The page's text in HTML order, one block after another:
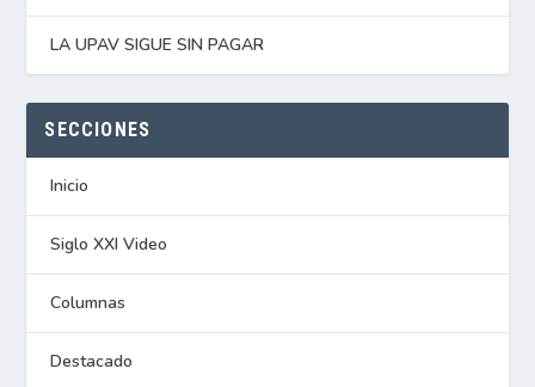
LA UPAV SIGUE SIN PAGAR
SECCIONES
Inicio
Siglo XXI Video
Columnas
Destacado